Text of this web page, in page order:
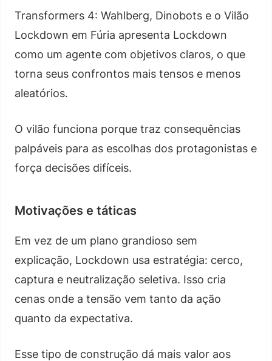
Transformers 4: Wahlberg, Dinobots e o Vilão
Lockdown em Fúria apresenta Lockdown
como um agente com objetivos claros, o que
torna seus confrontos mais tensos e menos
aleatórios.
O vilão funciona porque traz consequências
palpáveis para as escolhas dos protagonistas e
força decisões difíceis.
Motivações e táticas
Em vez de um plano grandioso sem
explicação, Lockdown usa estratégia: cerco,
captura e neutralização seletiva. Isso cria
cenas onde a tensão vem tanto da ação
quanto da expectativa.
Esse tipo de construção dá mais valor aos